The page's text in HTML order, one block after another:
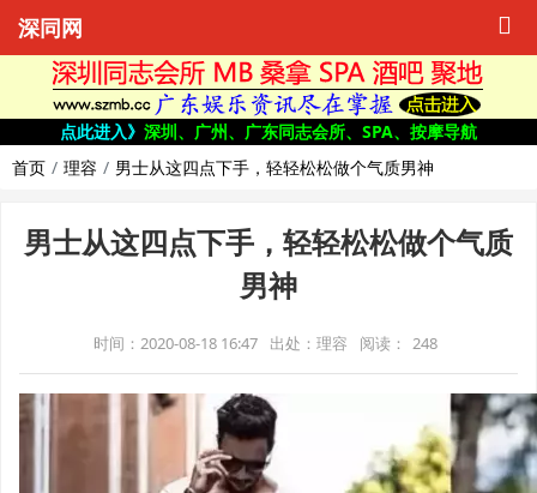
深同网
点此进入》 深圳、广州、广东同志会所、SPA、按摩导航
首页
理容 男士从这四点下手，轻轻松松做个气质男神
男士从这四点下手，轻轻松松做个气质
男神
时间：2020-08-18 16:47 出处：理容 阅读： 248